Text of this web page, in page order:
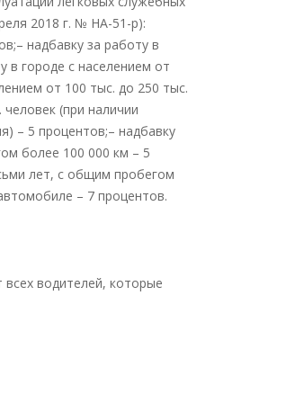
2018 г. № НА-51-р):
надбавку за работу в
в городе с населением от
от 100 тыс. до 250 тыс.
(при наличии
– 5 процентов;– надбавку
более 100 000 км – 5
лет, с общим пробегом
– 7 процентов.
всех водителей, которые